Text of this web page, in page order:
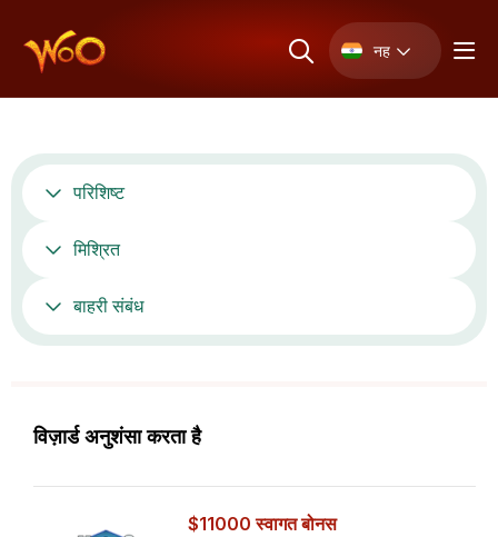
नह
परिशिष्ट
मिश्रित
बाहरी संबंध
विज़ार्ड अनुशंसा करता है
$11000 स्वागत बोनस